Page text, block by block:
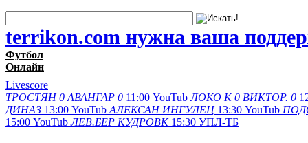
terrikon.com нужна ваша
Футбол
Онлайн
Livescore
ТРОСТЯН 0 АВАНГАР 0 11:00 YouTub ЛОКО К 0 ВИКТОР. 0
ДИНАЗ 13:00 YouTub АЛЕКСАН ИНГУЛЕЦ 13:30 YouTub
15:00 YouTub ЛЕВ.БЕР КУДРОВК 15:30 УПЛ-ТБ